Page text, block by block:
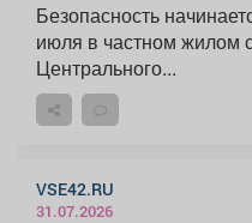
Безопасность
июля в частном жилом
Центрального...
VSE42.RU
31.07.2026